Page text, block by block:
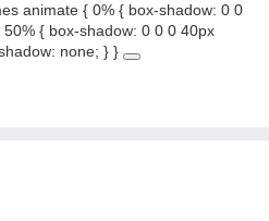
animate { 0% { box-shadow: 0 0
{ box-shadow: 0 0 0 40px
none; } }